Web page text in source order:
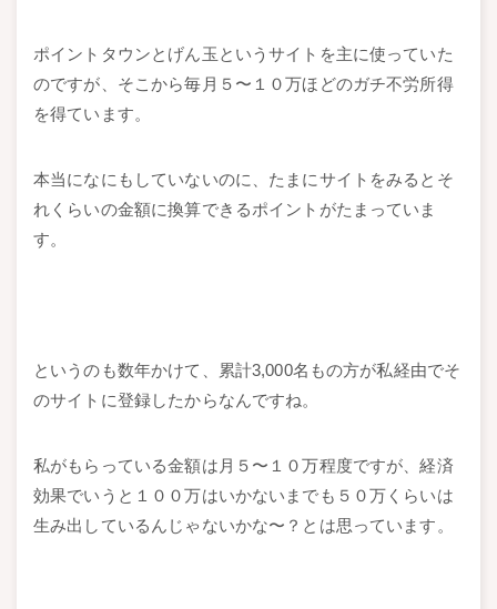
ポイントタウンとげん玉というサイトを主に使っていた
のですが、そこから毎月５〜１０万ほどのガチ不労所得
を得ています。
本当になにもしていないのに、たまにサイトをみるとそ
れくらいの金額に換算できるポイントがたまっていま
す。
というのも数年かけて、累計3,000名もの方が私経由でそ
のサイトに登録したからなんですね。
私がもらっている金額は月５〜１０万程度ですが、経済
効果でいうと１００万はいかないまでも５０万くらいは
生み出しているんじゃないかな〜？とは思っています。